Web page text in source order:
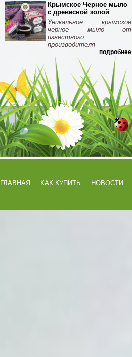
Крымское Черное мыло
с древесной золой
Уникальное крымское
черное мыло от
известного
производителя
подробнее
ГЛАВНАЯ КАК КУПИТЬ НОВОСТИ